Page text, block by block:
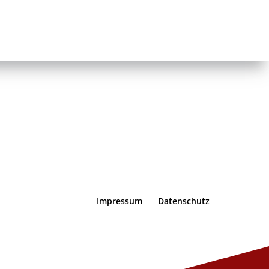
Impressum Datenschutz